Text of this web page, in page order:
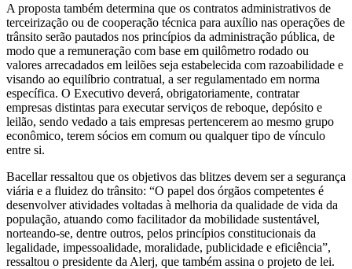
A proposta também determina que os contratos administrativos de
terceirização ou de cooperação técnica para auxílio nas operações de
trânsito serão pautados nos princípios da administração pública, de
modo que a remuneração com base em quilômetro rodado ou
valores arrecadados em leilões seja estabelecida com razoabilidade e
visando ao equilíbrio contratual, a ser regulamentado em norma
específica. O Executivo deverá, obrigatoriamente, contratar
empresas distintas para executar serviços de reboque, depósito e
leilão, sendo vedado a tais empresas pertencerem ao mesmo grupo
econômico, terem sócios em comum ou qualquer tipo de vínculo
entre si.
Bacellar ressaltou que os objetivos das blitzes devem ser a segurança
viária e a fluidez do trânsito: “O papel dos órgãos competentes é
desenvolver atividades voltadas à melhoria da qualidade de vida da
população, atuando como facilitador da mobilidade sustentável,
norteando-se, dentre outros, pelos princípios constitucionais da
legalidade, impessoalidade, moralidade, publicidade e eficiência”,
ressaltou o presidente da Alerj, que também assina o projeto de lei.